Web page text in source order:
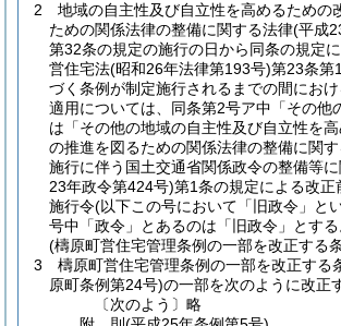
2
地域の自主性及び自立性を高めるための
ための関係法律の整備に関する法律(平成
第32条の規定の施行の日から同条の規定
営住宅法(昭和26年法律第193号)第23条第
づく条例が制定施行されるまでの間にお
適用については、同条第2号ア中「その他
は「その他の地域の自主性及び自立性を
の推進を図るための関係法律の整備に関
施行に伴う国土交通省関係政令の整備等
23年政令第424号)第1条の規定による改正
施行令(以下この号において「旧政令」と
号中「政令」とあるのは「旧政令」とする
(檮原町営住宅管理条例の一部を改正する
3
檮原町営住宅管理条例の一部を改正する
原町条例第24号)の一部を次のように改正
〔次のよう〕略